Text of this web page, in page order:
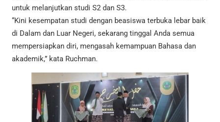
untuk melanjutkan studi S2 dan S3.
“Kini kesempatan studi dengan beasiswa terbuka lebar baik
di Dalam dan Luar Negeri, sekarang tinggal Anda semua
mempersiapkan diri, mengasah kemampuan Bahasa dan
akademik,” kata Ruchman.